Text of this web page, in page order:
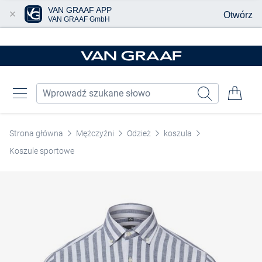
Strona główna Mężczyźni Odzież
koszula
Koszule sportowe
VAN GRAAF APP
VAN GRAAF GmbH Otwórz